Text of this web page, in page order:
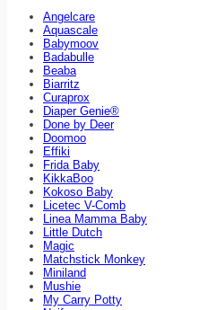
Angelcare
Aquascale
Babymoov
Badabulle
Beaba
Biarritz
Curaprox
Diaper Genie®
Done by Deer
Doomoo
Effiki
Frida Baby
KikkaBoo
Kokoso Baby
Licetec V-Comb
Linea Mamma Baby
Little Dutch
Magic
Matchstick Monkey
Miniland
Mushie
My Carry Potty